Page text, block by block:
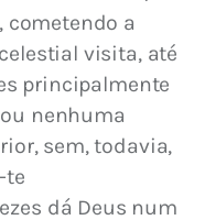
a
visita, até
principalmente
nenhuma
sem, todavia,
te
dá Deus num